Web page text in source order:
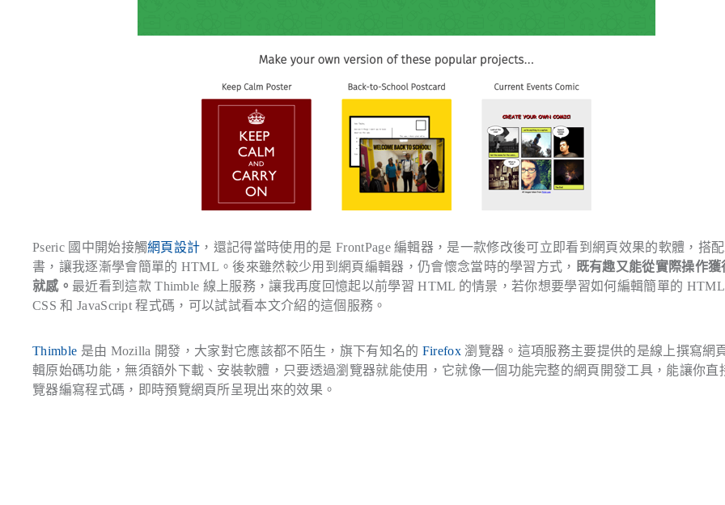
Pseric 國中開始接觸網頁設計 ，還記得當時使用的是 FrontPage 編輯器，是一款修改後可立即看到網頁效果的軟體，搭
書，讓我逐漸學會簡單的 HTML。後來雖然較少用到網頁編輯器，仍會懷念當時的學習方式， 既有趣又能從實際操作獲
就感。 最近看到這款 Thimble 線上服務，讓我再度回憶起以前學習 HTML 的情景，若你想要學習如何編輯簡單的 HTML
CSS 和 JavaScript 程式碼，可以試試看本文介紹的這個服務。
Thimble 是由 Mozilla 開發，大家對它應該都不陌生，旗下有知名的 Firefox 瀏覽器。這項服務主要提供的是線上撰寫網
輯原始碼功能，無須額外下載、安裝軟體，只要透過瀏覽器就能使用，它就像一個功能完整的網頁開發工具，能讓你直
覽器編寫程式碼，即時預覽網頁所呈現出來的效果。